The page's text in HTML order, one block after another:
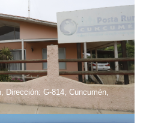
Dirección: G-814, Cuncumén,